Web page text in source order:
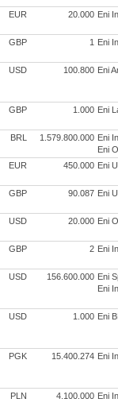
EUR 20.000 Eni
GBP 1 Eni
USD 100.800 Eni
GBP 1.000 Eni
BRL 1.579.800.000 Eni
Eni
EUR 450.000 Eni
GBP 90.087 Eni
USD 20.000 Eni
GBP 2 Eni
USD 156.600.000 Eni
Eni
USD 1.000 Eni
PGK 15.400.274 Eni
PLN 4.100.000 Eni